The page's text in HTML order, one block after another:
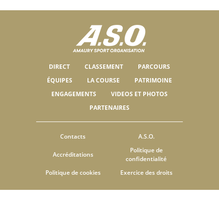
DIRECT CLASSEMENT
PARCOURS
ÉQUIPES
LA COURSE
PATRIMOINE
ENGAGEMENTS
VIDEOS ET PHOTOS
PARTENAIRES
Contacts A.S.O.
Accréditations
Politique de
confidentialité
Politique de cookies
Exercice des droits